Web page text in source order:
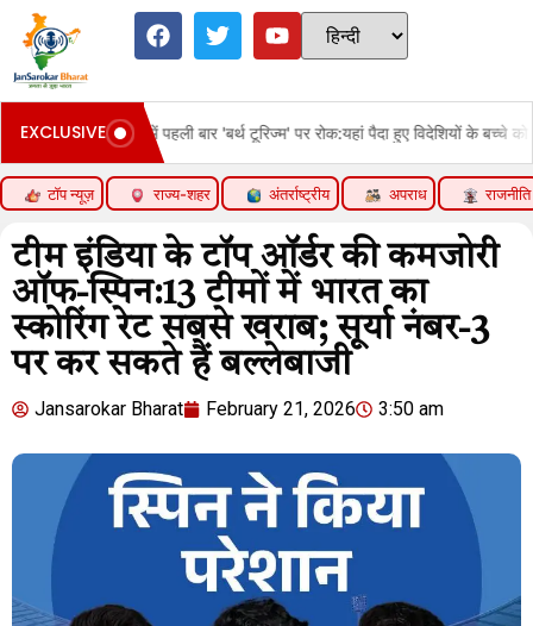
EXCLUSIVE
पहली बार 'बर्थ टूरिज्म' पर रोक:यहां पैदा हुए विदेशियों के बच्चे को भी नागरिकता नहीं;
टॉप न्यूज़ राज्य-शहर अंतर्राष्ट्रीय अपराध राजनीति
टीम इंडिया के टॉप ऑर्डर की कमजोरी
ऑफ-स्पिन:13 टीमों में भारत का
स्कोरिंग रेट सबसे खराब; सूर्या नंबर-3
पर कर सकते हैं बल्लेबाजी
Jansarokar Bharat February 21, 2026 3:50 am